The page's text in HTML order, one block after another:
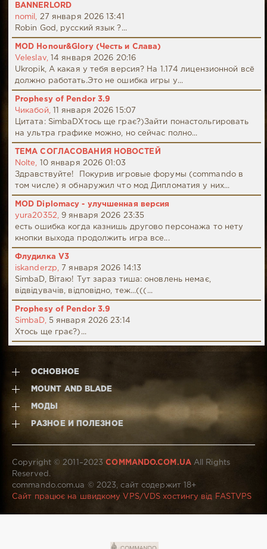
BANNERLORD
nomil,
27 января 2026 13:41
Robin God, русский язык ?...
MOD Honour&Glory (Честь и Слава)
Veleslav,
14 января 2026 20:16
Ukropik, А какая у тебя версия? На 1.174 лицензионной всё
должно работать.Это не ошибка игры у...
Prophesy of Pendor 3.9
Чикабой,
11 января 2026 15:07
Цитата: SimbaDХтось ще грає?)Зайти понастольгировать
на ультра графике можно, но сейчас полно...
ТЕМА СОГЛАСОВАНИЯ НОВОСТЕЙ
Nolte,
10 января 2026 01:03
Здравствуйте! Покурив игровые форумы (commando в
том числе) я обнаружил что мод Дипломатия у них...
MOD Diplomacy - улучшенная версия
yura20352,
9 января 2026 23:35
есть ошибка когда казнишь другово персонажа то нету
кнопки выхода продолжить игра все...
Флудилка V3
iskanderzp,
7 января 2026 14:13
SimbaD, Вітаю! Тут зараз тиша: оновлень немає,
відвідувачів, відповідно, теж...(((...
Prophesy of Pendor 3.9
SimbaD,
5 января 2026 23:14
Хтось ще грає?)...
ОСНОВНОЕ
MOUNT AND BLADE
МОДЫ
РАЗНОЕ И ПОЛЕЗНОЕ
Copyright © 2011–2023COMMANDO.COM.UAAll Rights
Reserved.
commando.com.ua © 2023, сайт содержит 18+
Сайт працює на швидкому VPS/VDS хостингу від FASTVPS